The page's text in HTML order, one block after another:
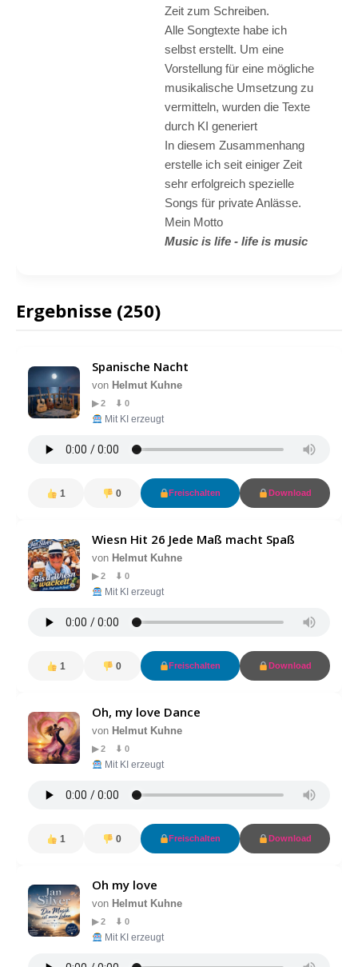
Zeit zum Schreiben.
Alle Songtexte habe ich
selbst erstellt. Um eine
Vorstellung für eine mögliche
musikalische Umsetzung zu
vermitteln, wurden die Texte
durch KI generiert
In diesem Zusammenhang
erstelle ich seit einiger Zeit
sehr erfolgreich spezielle
Songs für private Anlässe.
Mein Motto
Music is life - life is music
Ergebnisse (250)
Spanische Nacht
von Helmut Kuhne
▶ 2 ⬇ 0
Mit KI erzeugt
1 0 Freischalten Download
Wiesn Hit 26 Jede Maß macht Spaß
von Helmut Kuhne
▶ 2 ⬇ 0
Mit KI erzeugt
1 0 Freischalten Download
Oh, my love Dance
von Helmut Kuhne
▶ 2 ⬇ 0
Mit KI erzeugt
1 0 Freischalten Download
Oh my love
von Helmut Kuhne
▶ 2 ⬇ 0
Mit KI erzeugt